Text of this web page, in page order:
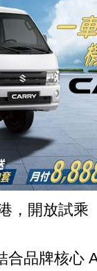
，開放試乘
合品牌核心